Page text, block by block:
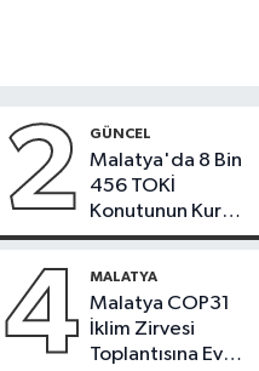
2 GÜNCEL
Malatya'da 8 Bin
456 TOKİ
Konutunun Kurası
Bugün Çekiliyor
4 MALATYA
Malatya COP31
İklim Zirvesi
Toplantısına Ev